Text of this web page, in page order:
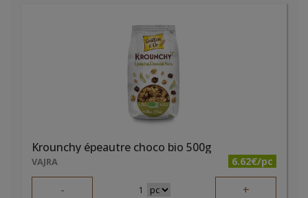
Krounchy épeautre choco bio 500g
VAJRA 6.62€/pc
- 1 +